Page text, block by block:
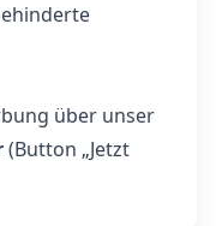
über unser
(Button „Jetzt